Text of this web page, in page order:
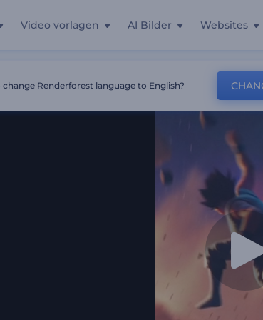
Video vorlagen AI Bilder Websites
Renderforest language to English?